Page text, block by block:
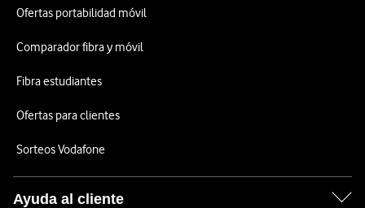
Ofertas portabilidad móvil
Comparador fibra y móvil
Fibra estudiantes
Ofertas para clientes
Sorteos Vodafone
Ayuda al cliente